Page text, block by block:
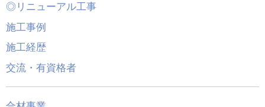
◎リニューアル工事
施工事例
施工経歴
交流・有資格者